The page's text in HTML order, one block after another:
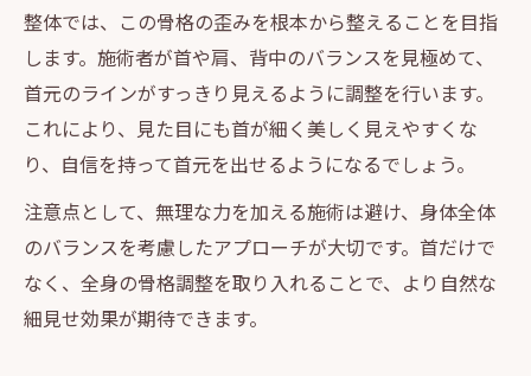
整体では、この骨格の歪みを根本から整えることを目指
します。施術者が首や肩、背中のバランスを見極めて、
首元のラインがすっきり見えるように調整を行います。
これにより、見た目にも首が細く美しく見えやすくな
り、自信を持って首元を出せるようになるでしょう。
注意点として、無理な力を加える施術は避け、身体全体
のバランスを考慮したアプローチが大切です。首だけで
なく、全身の骨格調整を取り入れることで、より自然な
細見せ効果が期待できます。